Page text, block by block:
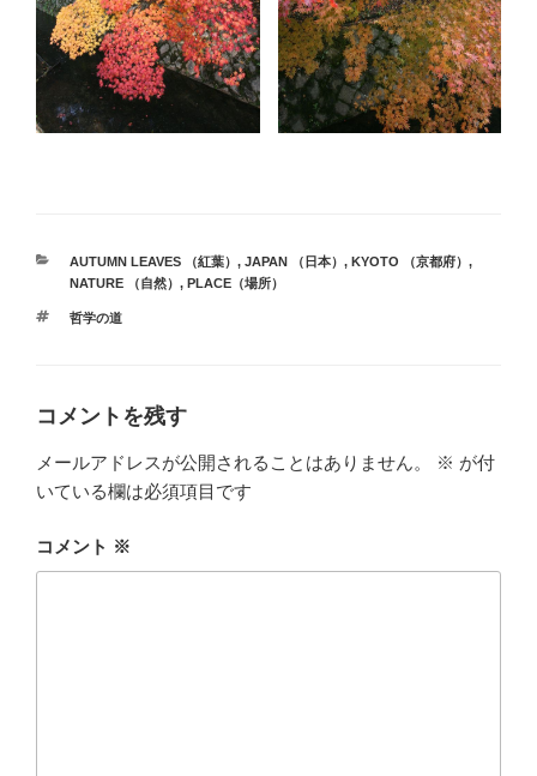
カ
テ
リ
AUTUMN LEAVES （紅葉） , JAPAN （日本） , KYOTO （京都府） ,
NATURE （自然） , PLACE（場所）
タ
哲学の道
コメントを残す
メールアドレスが公開されることはありません。 ※ が付
いている欄は必須項目です
コメント ※